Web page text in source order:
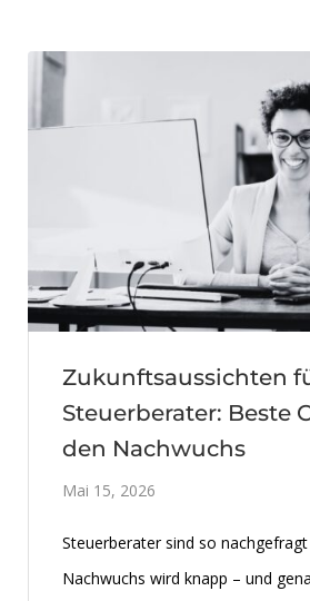
Zukunftsaussichten
Steuerberater: Beste
den Nachwuchs
Mai 15, 2026
Steuerberater sind so
Nachwuchs wird knapp – und